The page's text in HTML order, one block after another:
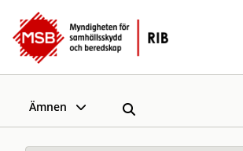
Ämnen